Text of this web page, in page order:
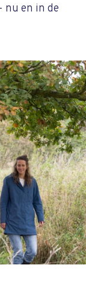
nu en in de